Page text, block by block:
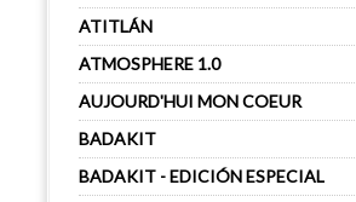
ATITLÁN
ATMOSPHERE 1.0
AUJOURD'HUI MON COEUR
BADAKIT
BADAKIT - EDICIÓN ESPECIAL